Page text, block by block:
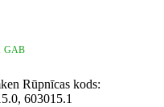
GAB
Rūpnīcas kods:
603015.1